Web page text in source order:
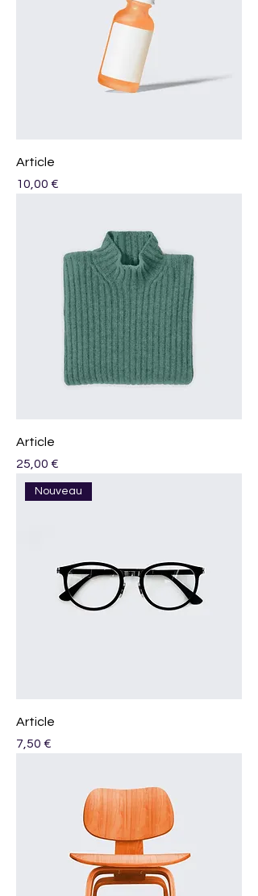
Article
Prix
10,00 €
Article
Prix
25,00 €
Nouveau
Article
Prix
7,50 €